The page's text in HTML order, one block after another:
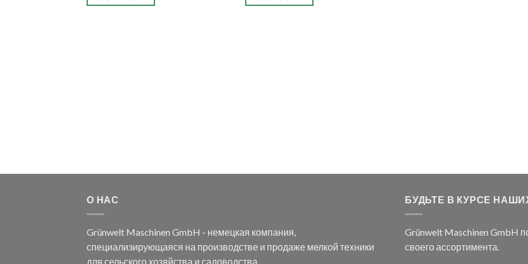
О НАС
Grünwelt Maschinen GmbH - немецкая компания,
специализирующаяся на производстве и продаже мелкой техники
для сельского хозяйства и садоводства.
БУДЬТЕ В КУРСЕ
Grünwelt Maschinen GmbH
своего ассортимента.